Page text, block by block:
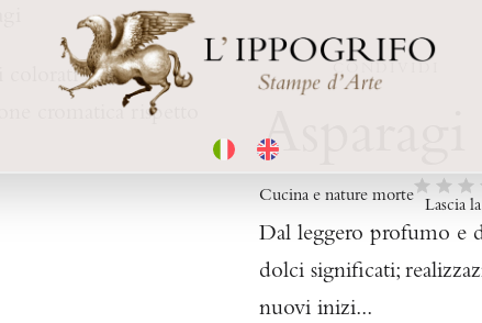
colorati a mano, i
cromatica rispetto
CONDIVIDI
Asparagi
Cucina e nature morte
Lascia
Dal leggero profumo e
dolci significati;
nuovi inizi...